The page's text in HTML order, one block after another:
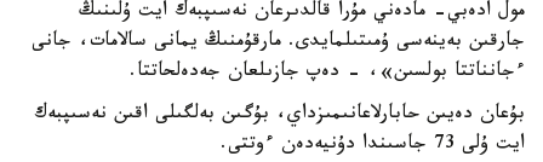
مول ادەبي- مادەني مۇرا قالدىرعان نەسىپبەك ايت ۇلىنىڭ
جارقىن بەينەسى ۇمىتىلمايدى. مارقۇمنىڭ يمانى سالامات، جانى
ءجانناتتا بولسىن»، - دەپ جازىلعان جەدەلحاتتا.
بۇعان دەيىن حابارلاعانىمىزداي، بۇگىن بەلگىلى اقىن نەسىپبەك
ايت ۇلى 73 جاسىندا دۇنيەدەن ءوتتى.